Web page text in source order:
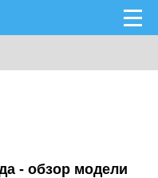
- обзор модели